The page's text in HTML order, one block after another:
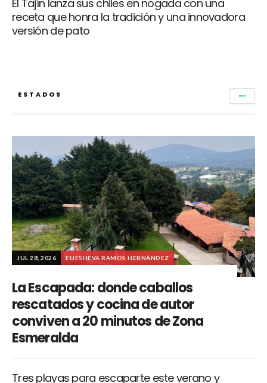
El Tajín lanza sus chiles en nogada con una
receta que honra la tradición y una innovadora
versión de pato
ESTADOS
JUL 28, 2026 ELIESHEVA RAMOS HERNÁNDEZ
La Escapada: donde caballos
rescatados y cocina de autor
conviven a 20 minutos de Zona
Esmeralda
Tres playas para escaparte este verano y